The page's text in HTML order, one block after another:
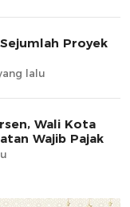
Proyek
lalu
Wali Kota
Wajib Pajak